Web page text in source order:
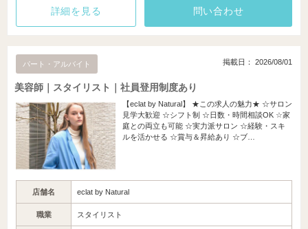
詳細を見る 問い合わせ
パート・アルバイト 掲載日： 2026/08/01
美容師｜スタイリスト｜社員登用制度あり
【eclat by Natural】 ★この求人の魅力★ ☆サロン
見学大歓迎 ☆シフト制 ☆日数・時間相談OK ☆家
庭との両立も可能 ☆実力派サロン ☆経験・スキ
ルを活かせる ☆賞与＆昇給あり ☆ブ…
店舗名 eclat by Natural
職業 スタイリスト